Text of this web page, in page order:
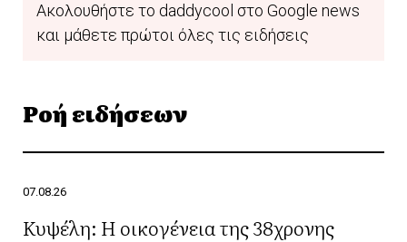
Ακολουθήστε το daddycool στο Google news
και μάθετε πρώτοι όλες τις ειδήσεις
Ροή ειδήσεων
07.08.26
Κυψέλη: Η οικογένεια της 38χρονης